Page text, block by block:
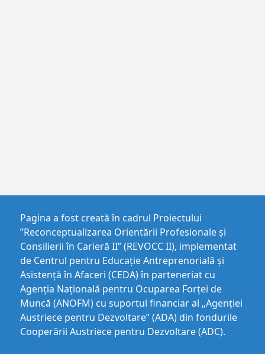
Pagina a fost creată în cadrul Proiectului
”Reconceptualizarea Orientării Profesionale și
Consilierii în Carieră II” (REVOCC II), implementat
de Centrul pentru Educaţie Antreprenorială şi
Asistenţă în Afaceri (CEDA) în parteneriat cu
Agenția Națională pentru Ocuparea Forței de
Muncă (ANOFM) cu suportul financiar al „Agenției
Austriece pentru Dezvoltare” (ADA) din fondurile
Cooperării Austriece pentru Dezvoltare (ADC).